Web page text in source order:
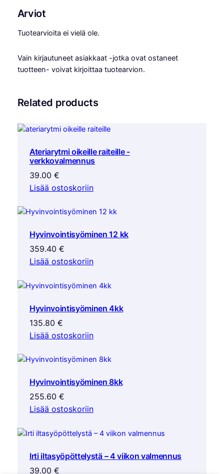
Arviot
Tuotearvioita ei vielä ole.
Vain kirjautuneet asiakkaat -jotka ovat ostaneet
tuotteen- voivat kirjoittaa tuotearvion.
Related products
Ateriarytmi oikeille raiteille -
verkkovalmennus
39.00 €
Lisää ostoskoriin
Hyvinvointisyöminen 12 kk
359.40 €
Lisää ostoskoriin
Hyvinvointisyöminen 4kk
135.80 €
Lisää ostoskoriin
Hyvinvointisyöminen 8kk
255.60 €
Lisää ostoskoriin
Irti iltasyöpöttelystä – 4 viikon valmennus
39.00 €